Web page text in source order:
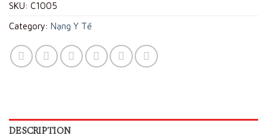
SKU: C1005
Category: Nạng Y Tế
DESCRIPTION